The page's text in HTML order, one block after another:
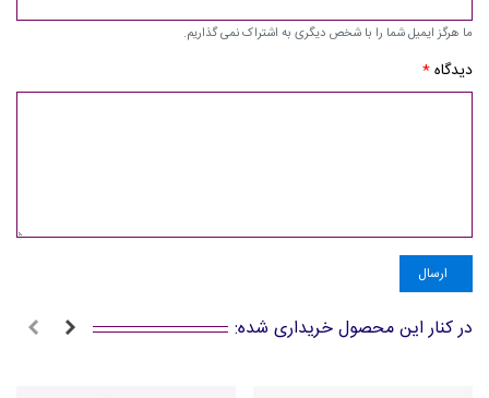
ما هرگز ایمیل شما را با شخص دیگری به اشتراک نمی گذاریم.
دیدگاه*
ارسال
در کنار این محصول خریداری شده: